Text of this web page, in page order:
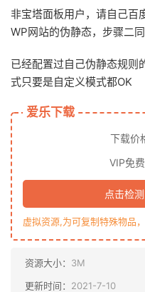
非宝塔面板用户，请自己百
WP网站的伪静态，步骤二
已经配置过自己伪静态规则
式只要是自定义模式都OK
爱乐下载
下载价
VIP免费
点击检
虚拟资源,为可复制特殊物品
资源大小： 3M
更新时间： 2021-7-10